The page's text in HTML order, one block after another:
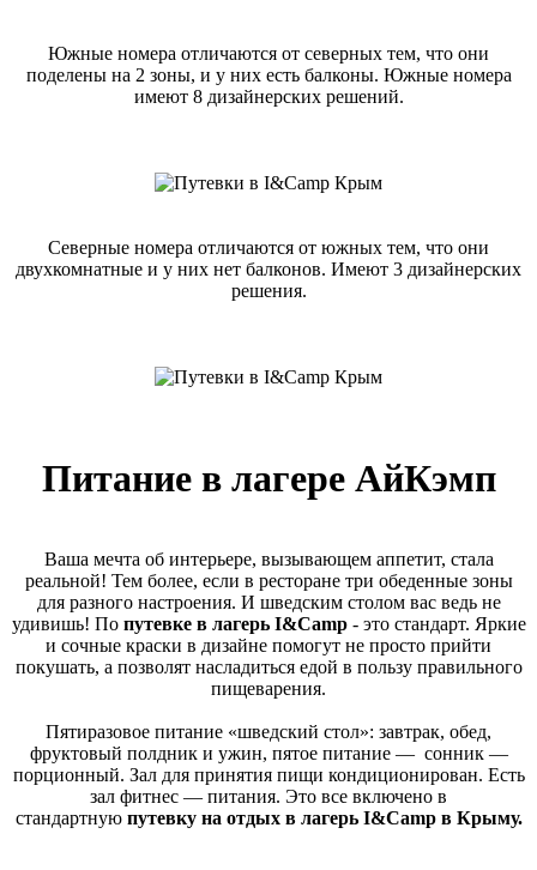
Южные номера отличаются от северных тем, что они
поделены на 2 зоны, и у них есть балконы. Южные номера
имеют 8 дизайнерских решений.
Северные номера отличаются от южных тем, что они
двухкомнатные и у них нет балконов. Имеют 3 дизайнерских
решения.
Питание в лагере АйКэмп
Ваша мечта об интерьере, вызывающем аппетит, стала
реальной! Тем более, если в ресторане три обеденные зоны
для разного настроения. И шведским столом вас ведь не
удивишь! По путевке в лагерь I&Camp- это стандарт. Яркие
и сочные краски в дизайне помогут не просто прийти
покушать, а позволят насладиться едой в пользу правильного
пищеварения.
Пятиразовое питание «шведский стол»: завтрак, обед,
фруктовый полдник и ужин, пятое питание — сонник —
порционный. Зал для принятия пищи кондиционирован. Есть
зал фитнес — питания. Это все включено в
стандартную путевку на отдых в лагерь I&Camp в Крыму.